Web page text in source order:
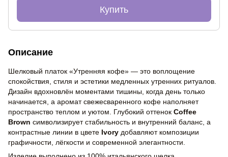
Купить
Описание
Шелковый платок «Утренняя кофе» — это воплощение
спокойствия, стиля и эстетики медленных утренних ритуалов.
Дизайн вдохновлён моментами тишины, когда день только
начинается, а аромат свежесваренного кофе наполняет
пространство теплом и уютом. Глубокий оттенок Coffee
Brown символизирует стабильность и внутренний баланс, а
контрастные линии в цвете Ivory добавляют композиции
графичности, лёгкости и современной элегантности.